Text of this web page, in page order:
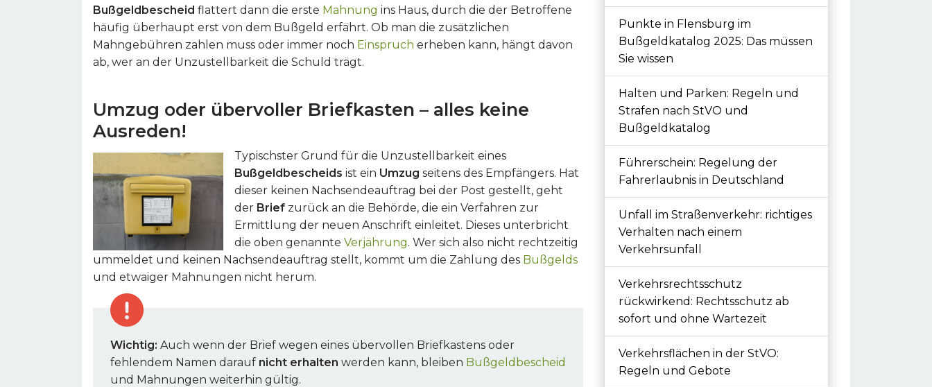
Bußgeldbescheid flattert dann die erste Mahnung ins Haus, durch die der Betroffene
häufig überhaupt erst von dem Bußgeld erfährt. Ob man die zusätzlichen
Mahngebühren zahlen muss oder immer noch Einspruch erheben kann, hängt davon
ab, wer an der Unzustellbarkeit die Schuld trägt.
Umzug oder übervoller Briefkasten – alles keine
Ausreden!
Typischster Grund für die Unzustellbarkeit eines
Bußgeldbescheids ist ein Umzug seitens des Empfängers. Hat
dieser keinen Nachsendeauftrag bei der Post gestellt, geht
der Brief zurück an die Behörde, die ein Verfahren zur
Ermittlung der neuen Anschrift einleitet. Dieses unterbricht
die oben genannte Verjährung. Wer sich also nicht rechtzeitig
ummeldet und keinen Nachsendeauftrag stellt, kommt um die Zahlung des Bußgelds
und etwaiger Mahnungen nicht herum.
Wichtig: Auch wenn der Brief wegen eines übervollen Briefkastens oder
fehlendem Namen darauf nicht erhalten werden kann, bleiben Bußgeldbescheid
und Mahnungen weiterhin gültig.
Punkte in Flensburg im
Bußgeldkatalog 2025: Das müssen
Sie wissen
Halten und Parken: Regeln und
Strafen nach StVO und
Bußgeldkatalog
Führerschein: Regelung der
Fahrerlaubnis in Deutschland
Unfall im Straßenverkehr: richtiges
Verhalten nach einem
Verkehrsunfall
Verkehrsrechtsschutz
rückwirkend: Rechtsschutz ab
sofort und ohne Wartezeit
Verkehrsflächen in der StVO:
Regeln und Gebote